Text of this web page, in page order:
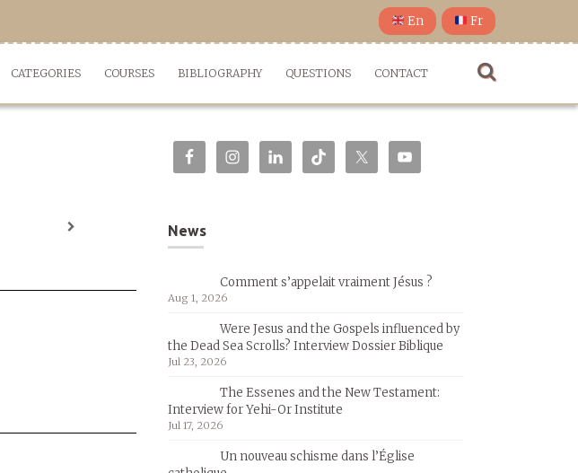
En Fr
CATEGORIES COURSES BIBLIOGRAPHY QUESTIONS CONTACT
News
Comment s’appelait vraiment Jésus ?
Aug 1, 2026
Were Jesus and the Gospels influenced by
the Dead Sea Scrolls? Interview Dossier Biblique
Jul 23, 2026
The Essenes and the New Testament:
Interview for Yehi-Or Institute
Jul 17, 2026
Un nouveau schisme dans l’Église